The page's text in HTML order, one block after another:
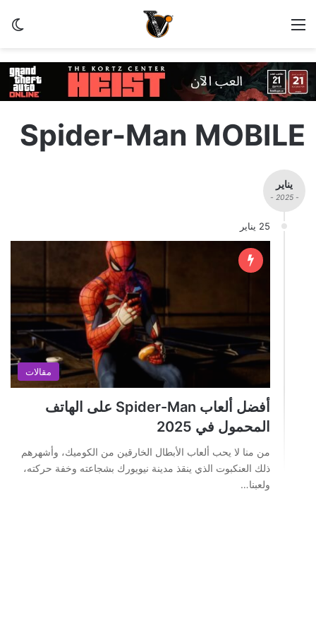
القائمة
Spider-Man MOBILE
يناير
- 2025 -
25 يناير
مقالات
أفضل ألعاب Spider-Man على الهاتف
المحمول في 2025
من منا لا يحب ألعاب الأبطال الخارقين من الكوميك، وأشهرهم
ذلك العنكبوت الذي ينقذ مدينة نيويورك بشجاعته وخفة حركته،
ولعبنا…